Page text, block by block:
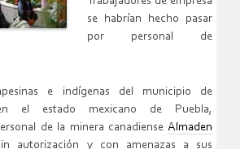
se habrían hecho pasar
por personal de
e indígenas del municipio de
el estado mexicano de Puebla,
de la minera canadiense Almaden
autorización y con amenazas a sus